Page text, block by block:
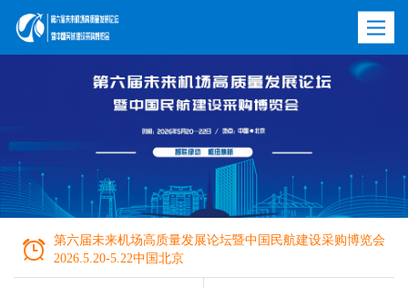
Toggle

第六届未来机场高质量发展论坛暨中国民航建设采购博览会
2026.5.20-5.22中国北京